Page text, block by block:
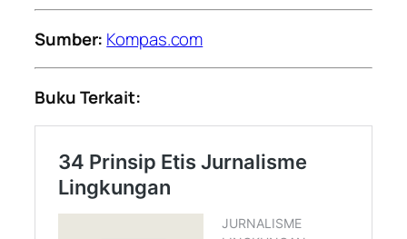
Sumber: Kompas.com
Buku Terkait: